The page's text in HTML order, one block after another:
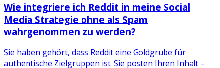
Wie integriere ich Reddit in meine Social
Media Strategie ohne als Spam
wahrgenommen zu werden?
Sie haben gehört, dass Reddit eine Goldgrube für
authentische Zielgruppen ist. Sie posten Ihren Inhalt –